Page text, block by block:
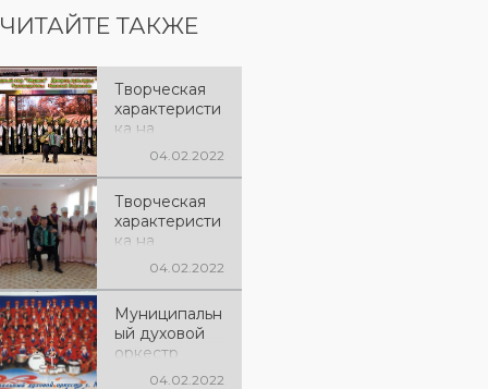
ЧИТАЙТЕ ТАКЖЕ
Творческая
характеристи
ка на
народный
04.02.2022
Творческая
характеристи
ка на
народный
04.02.2022
Муниципальн
ый духовой
оркестр
города04.02.2022